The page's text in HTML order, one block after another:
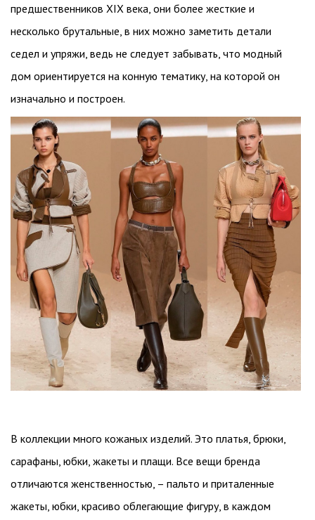
предшественников XIX века, они более жесткие и
несколько брутальные, в них можно заметить детали
седел и упряжи, ведь не следует забывать, что модный
дом ориентируется на конную тематику, на которой он
изначально и построен.
В коллекции много кожаных изделий. Это платья, брюки,
сарафаны, юбки, жакеты и плащи. Все вещи бренда
отличаются женственностью, – пальто и приталенные
жакеты, юбки, красиво облегающие фигуру, в каждом